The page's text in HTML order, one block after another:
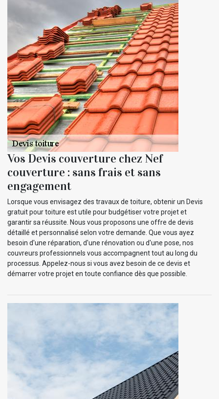
Vos Devis couverture chez Nef
couverture : sans frais et sans
engagement
Lorsque vous envisagez des travaux de toiture, obtenir un Devis
gratuit pour toiture est utile pour budgétiser votre projet et
garantir sa réussite. Nous vous proposons une offre de devis
détaillé et personnalisé selon votre demande. Que vous ayez
besoin d'une réparation, d'une rénovation ou d'une pose, nos
couvreurs professionnels vous accompagnent tout au long du
processus. Appelez-nous si vous avez besoin de ce devis et
démarrer votre projet en toute confiance dès que possible.